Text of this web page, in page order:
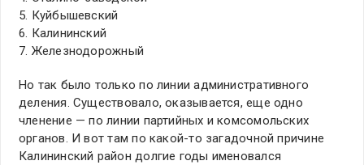
5. Куйбышевский
6. Калининский
7. Железнодорожный
Но так было только по линии административного
деления. Существовало, оказывается, еще одно
членение — по линии партийных и комсомольских
органов. И вот там по какой-то загадочной причине
Калининский район долгие годы именовался